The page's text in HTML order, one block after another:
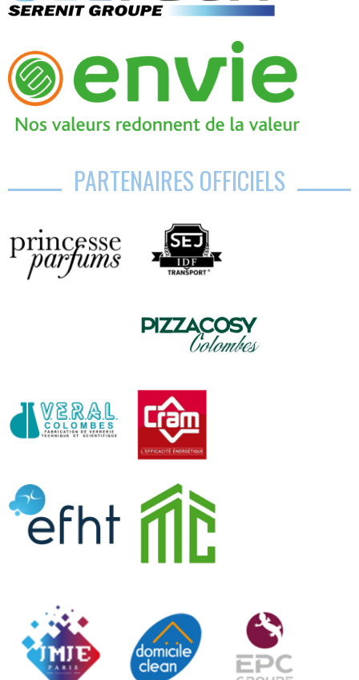
PARTENAIRES OFFICIELS